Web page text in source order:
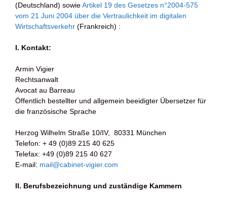
(Deutschland) sowieArtikel 19 des Gesetzes n°2004-575
vom 21 Juni 2004 über die Vertraulichkeit im digitalen
Wirtschaftsverkehr (Frankreich) :
I. Kontakt:
Armin Vigier
Rechtsanwalt
Avocat au Barreau
Öffentlich bestellter und allgemein beeidigter Übersetzer für
die französische Sprache
Herzog Wilhelm Straße 10/IV, 80331 München
Telefon: + 49 (0)89 215 40 625
Telefax: +49 (0)89 215 40 627
E-mail: mail@cabinet-vigier.com
II. Berufsbezeichnung und zuständige Kammern